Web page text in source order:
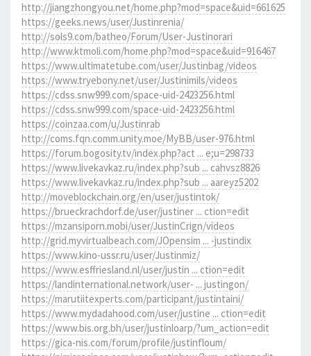
http://jiangzhongyou.net/home.php?mod=space&uid=661625
https://geeks.news/user/Justinrenia/
http://sols9.com/batheo/Forum/User-Justinorari
http://www.ktmoli.com/home.php?mod=space&uid=916467
https://www.ultimatetube.com/user/Justinbag/videos
https://www.tryebony.net/user/Justinimils/videos
https://cdss.snw999.com/space-uid-2423256.html
https://cdss.snw999.com/space-uid-2423256.html
https://coinzaa.com/u/Justinrab
http://coms.fqn.comm.unity.moe/MyBB/user-976.html
https://forum.bogosity.tv/index.php?act ... e;u=298733
https://www.livekavkaz.ru/index.php?sub ... cahvsz8826
https://www.livekavkaz.ru/index.php?sub ... aareyz5202
http://moveblockchain.org/en/user/justintok/
https://brueckrachdorf.de/user/justiner ... ction=edit
https://mzansiporn.mobi/user/JustinCrign/videos
http://grid.myvirtualbeach.com/JOpensim ... -justindix
https://www.kino-ussr.ru/user/Justinmiz/
https://www.esffriesland.nl/user/justin ... ction=edit
https://landinternational.network/user- ... justingon/
https://marutiitexperts.com/participant/justintaini/
https://www.mydadahood.com/user/justine ... ction=edit
https://www.bis.org.bh/user/justinloarp/?um_action=edit
https://gica-nis.com/forum/profile/justinfloum/